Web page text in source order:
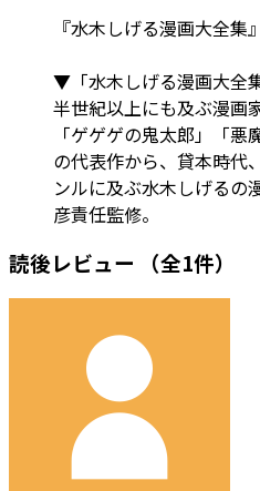
『水木しげる漫画大全集
▼「水木しげる漫画大全
半世紀以上にも及ぶ漫画
「ゲゲゲの鬼太郎」「
の代表作から、貸本時代
ンルに及ぶ水木しげるの
彦責任監修。
読後レビュー （全1件）